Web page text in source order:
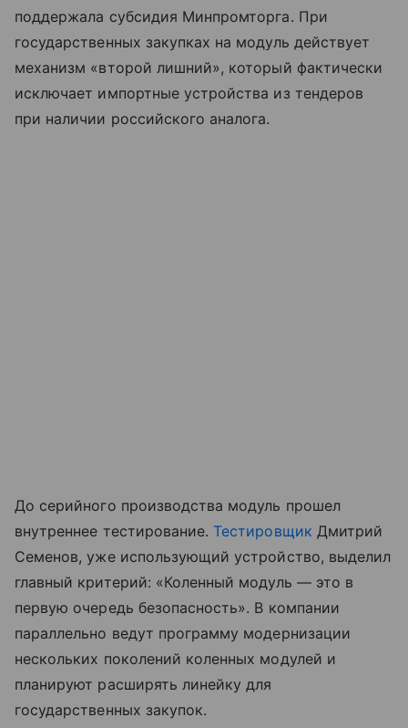
поддержала субсидия Минпромторга. При
государственных закупках на модуль действует
механизм «второй лишний», который фактически
исключает импортные устройства из тендеров
при наличии российского аналога.
До серийного производства модуль прошел
внутреннее тестирование. Тестировщик Дмитрий
Семенов, уже использующий устройство, выделил
главный критерий: «Коленный модуль — это в
первую очередь безопасность». В компании
параллельно ведут программу модернизации
нескольких поколений коленных модулей и
планируют расширять линейку для
государственных закупок.